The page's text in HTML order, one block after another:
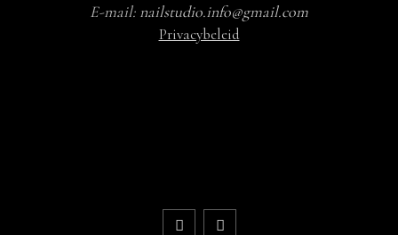
E-mail: nailstudio.info@gmail.com
Privacybeleid